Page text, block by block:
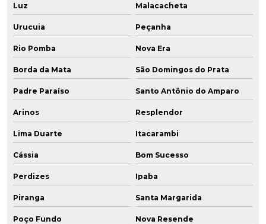
Luz Malacacheta
Urucuia Peçanha
Rio Pomba Nova Era
Borda da Mata São Domingos do Prata
Padre Paraíso Santo Antônio do Amparo
Arinos Resplendor
Lima Duarte Itacarambi
Cássia Bom Sucesso
Perdizes Ipaba
Piranga Santa Margarida
Poço Fundo Nova Resende